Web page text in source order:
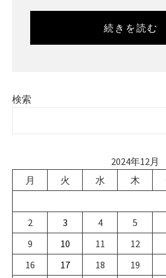
続きを読む
検索
2024年12月
月
火 水 木
2
3 4 5
9
10 11 12
16
17 18 19